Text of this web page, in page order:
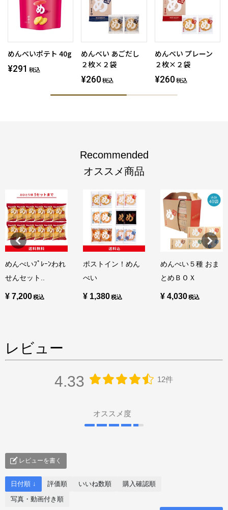
めんべいポテト 40g
¥291 税込
めんべい あごだし
２枚×２袋
¥260 税込
めんべい プレーン
２枚×２袋
¥260 税込
Recommended
オススメ商品
めんべいﾌﾟﾚｰﾝわれ
せんセット..
¥ 7,200
ポストイン！めん
べい
¥ 1,380
めんべい５種 おま
とめＢＯＸ
¥ 4,030
レビュー
4.33 12件
オススメ度
レビューを書く
日付順 ↓ 評価順 いいね数順
購入確認順
写真・動画付き順